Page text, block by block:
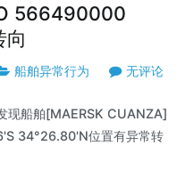
566490000
向
船舶异常行为 无评论
船舶[MAERSK CUANZA]
34°26.80'N位置有异常转